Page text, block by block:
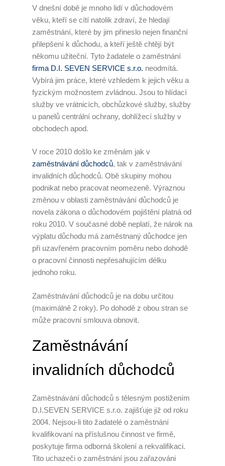
V dnešní době je mnoho lidí v důchodovém
věku, kteří se cítí natolik zdraví, že hledají
zaměstnání, které by jim přineslo nejen finanční
přilepšení k důchodu, a kteří ještě chtějí být
někomu užiteční. Tyto žadatele o zaměstnání
firma D.I. SEVEN SERVICE s.r.o. neodmítá.
Vybírá jim práce, které vzhledem k jejich věku a
fyzickým možnostem zvládnou. Jsou to hlídací
služby ve vrátnicích, obchůzkové služby, služby
u panelů centrální ochrany, dohlížecí služby v
obchodech apod.
V roce 2010 došlo ke změnám jak v
zaměstnávání důchodců, tak v zaměstnávání
invalidních důchodců. Obě skupiny mohou
podnikat nebo pracovat neomezeně. Výraznou
změnou v oblasti zaměstnávání důchodců je
novela zákona o důchodovém pojištění platná od
roku 2010. V současné době neplatí, že nárok na
výplatu důchodu má zaměstnaný důchodce jen
při uzavřeném pracovním poměru nebo dohodě
o pracovní činnosti nepřesahujícím délku
jednoho roku.
Zaměstnávání důchodců je na dobu určitou
(maximálně 2 roky). Po dohodě z obou stran se
může pracovní smlouva obnovit.
Zaměstnávání
invalidních důchodců
Zaměstnávání důchodců s tělesným postižením
D.I.SEVEN SERVICE s.r.o. zajišťuje již od roku
2004. Nejsou-li tito žadatelé o zaměstnání
kvalifikovaní na příslušnou činnost ve firmě,
poskytuje firma odborná školení a rekvalifikaci.
Tito uchazeči o zaměstnání jsou zařazováni